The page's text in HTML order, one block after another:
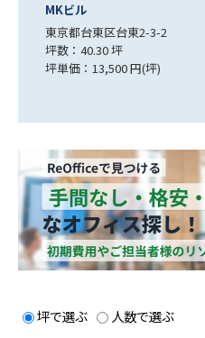
ROKKYビル
東京都台東区浅草橋5-1-31
坪数：31.93 坪
坪単価：10,492 円(坪)
坪で選ぶ 人数で選ぶ